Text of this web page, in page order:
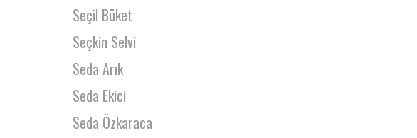
Seçil Büket
Seçkin Selvi
Seda Arık
Seda Ekici
Seda Özkaraca